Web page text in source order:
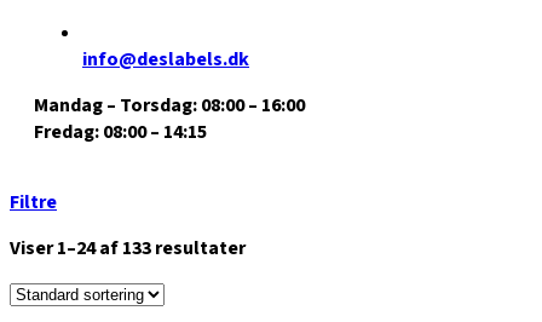
info@deslabels.dk
Mandag – Torsdag: 08:00 – 16:00
Fredag: 08:00 – 14:15
Filtre
Viser 1–24 af 133 resultater